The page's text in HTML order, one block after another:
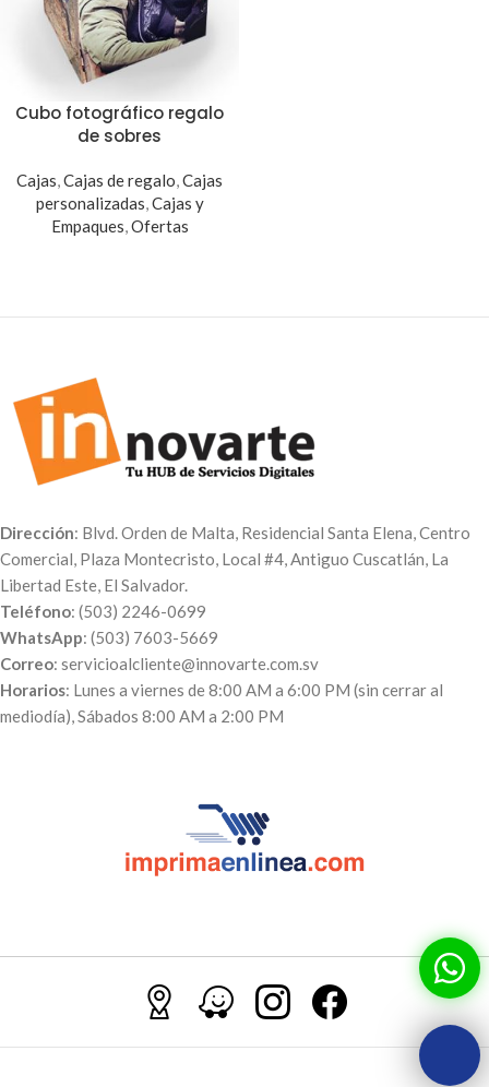
Cubo fotográfico regalo
de sobres
Cajas,Cajas de regalo,Cajas
personalizadas,Cajas y
Empaques,Ofertas
Dirección: Blvd. Orden de Malta, Residencial Santa Elena, Centro
Comercial, Plaza Montecristo, Local #4, Antiguo Cuscatlán, La
Libertad Este, El Salvador.
Teléfono: (503) 2246-0699
WhatsApp: (503) 7603-5669
Correo: servicioalcliente@innovarte.com.sv
Horarios: Lunes a viernes de 8:00 AM a 6:00 PM (sin cerrar al
mediodía), Sábados 8:00 AM a 2:00 PM